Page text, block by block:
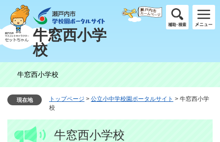
ジ
の
先
。
ュ
ー
を
て
牛窓西小学
校
牛窓西小学校
現在地 トップページ > 公立小中学校園ポータルサイト > 牛窓西小学
校
牛窓西小学校